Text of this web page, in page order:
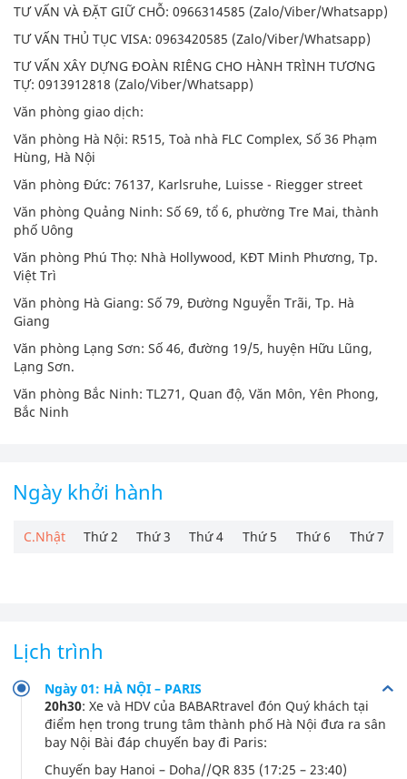
TƯ VẤN VÀ ĐẶT GIỮ CHỖ: 0966314585 (Zalo/Viber/Whatsapp)
TƯ VẤN THỦ TỤC VISA: 0963420585 (Zalo/Viber/Whatsapp)
TƯ VẤN XÂY DỰNG ĐOÀN RIÊNG CHO HÀNH TRÌNH TƯƠNG
TỰ: 0913912818 (Zalo/Viber/Whatsapp)
Văn phòng giao dịch:
Văn phòng Hà Nội: R515, Toà nhà FLC Complex, Số 36 Phạm
Hùng, Hà Nội
Văn phòng Đức: 76137, Karlsruhe, Luisse - Riegger street
Văn phòng Quảng Ninh: Số 69, tổ 6, phường Tre Mai, thành
phố Uông
Văn phòng Phú Thọ: Nhà Hollywood, KĐT Minh Phương, Tp.
Việt Trì
Văn phòng Hà Giang: Số 79, Đường Nguyễn Trãi, Tp. Hà
Giang
Văn phòng Lạng Sơn: Số 46, đường 19/5, huyện Hữu Lũng,
Lạng Sơn.
Văn phòng Bắc Ninh: TL271, Quan độ, Văn Môn, Yên Phong,
Bắc Ninh
Ngày khởi hành
C.Nhật Thứ 2 Thứ 3 Thứ 4 Thứ 5 Thứ 6 Thứ 7
Lịch trình
Ngày 01: HÀ NỘI – PARIS
20h30: Xe và HDV của BABARtravel đón Quý khách tại
điểm hẹn trong trung tâm thành phố Hà Nội đưa ra sân
bay Nội Bài đáp chuyến bay đi Paris:
Chuyến bay Hanoi – Doha//QR 835 (17:25 – 23:40)